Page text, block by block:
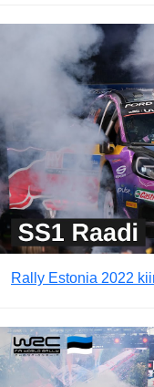
Rally Estonia 2022